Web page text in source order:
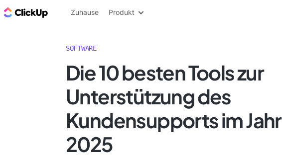
ClickUp Blog
Zuhause Produkt
SOFTWARE
Die 10 besten Tools zur
Unterstützung des
Kundensupports im Jahr
2025